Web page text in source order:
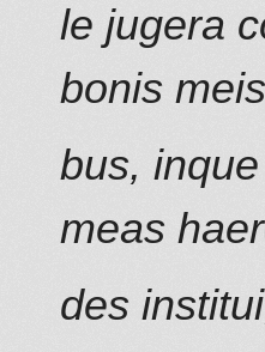
le jugera
bonis
bus,
meas
des